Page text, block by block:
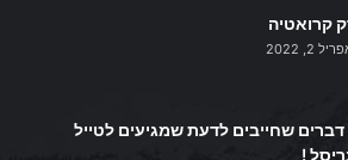
קרואטיה
2, 2022
15 דברים שחייבים לדעת שמגיעים לטייל
!